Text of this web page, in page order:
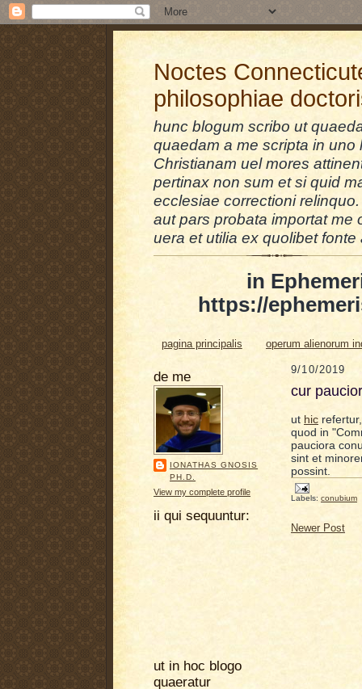
Noctes
philosophiae
hunc blogum scribo ut
quaedam a me scripta in
Christianam uel mores
pertinax non sum et si quid
ecclesiae correctioni
aut pars probata importat me
uera et utilia ex quolibet fonte
in
https://
pagina principalis operum alienorum
de me
IONATHAS GNOSIS
PH.D.
View my complete profile
ii qui sequuntur:
ut in hoc blogo
quaeratur
9/10/2019
cur
ut hic
quod in
pauciora
sint et
possint.
Labels: conubium
Newer Post